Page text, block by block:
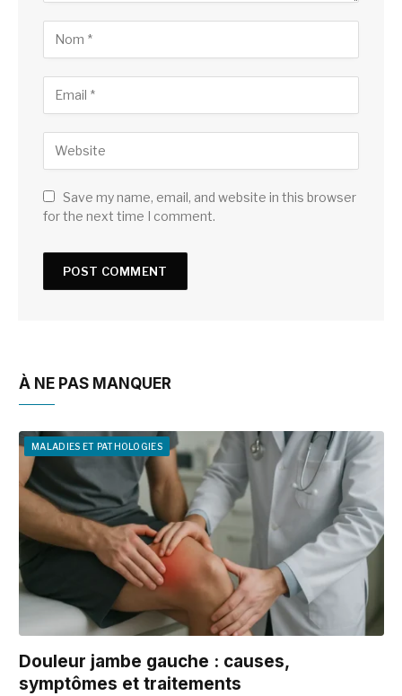
Save my name, email, and website in this browser
for the next time I comment.
À NE PAS MANQUER
MALADIES ET PATHOLOGIES
Douleur jambe gauche : causes,
symptômes et traitements